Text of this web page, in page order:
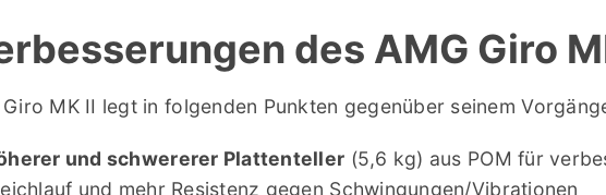
des AMG Giro
MK II legt in folgenden Punkten gegenüber seinem
und schwererer Plattenteller (5,6 kg) aus POM für
und mehr Resistenz gegen Schwingungen/Vibrationen